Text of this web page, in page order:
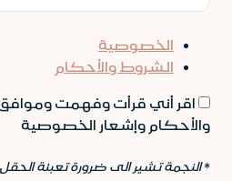
الخصوصية
الشروط والأحكام
اقر أني قرأت وفهمت
والأحكام وإشعار الخصوصية
* النجمة تشير الى ضرورة تعبئة الحقل